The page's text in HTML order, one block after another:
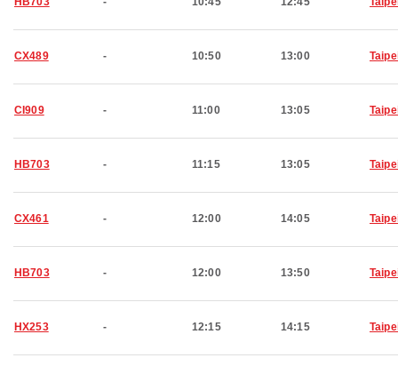
CX489 - 10:50 13:00
CI909 - 11:00 13:05
HB703 - 11:15 13:05
CX461 - 12:00 14:05
HB703 - 12:00 13:50
HX253 - 12:15 14:15